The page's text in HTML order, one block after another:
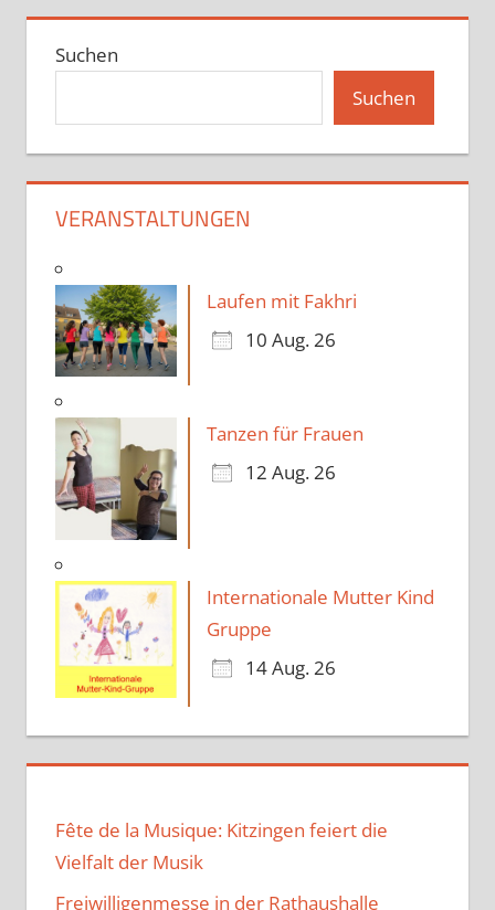
Suchen
Suchen
VERANSTALTUNGEN
Laufen mit Fakhri
10 Aug. 26
Tanzen für Frauen
12 Aug. 26
Internationale Mutter Kind
Gruppe
14 Aug. 26
Fête de la Musique: Kitzingen feiert die
Vielfalt der Musik
Freiwilligenmesse in der Rathaushalle